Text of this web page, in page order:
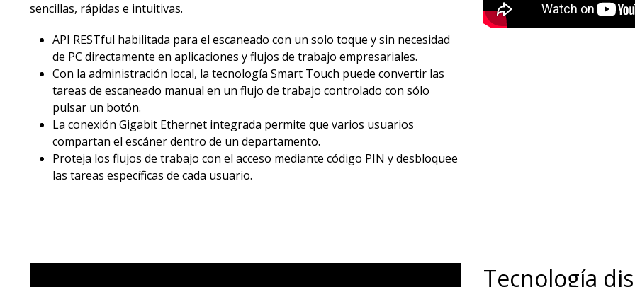
sencillas, rápidas e intuitivas.​
API RESTful habilitada para el escaneado con un solo toque y sin necesidad
de PC directamente en aplicaciones y flujos de trabajo empresariales.​
Con la administración local, la tecnología Smart Touch puede convertir las
tareas de escaneado manual en un flujo de trabajo controlado con sólo
pulsar un botón.​
La conexión Gigabit Ethernet integrada permite que varios usuarios
compartan el escáner dentro de un departamento. ​
Proteja los flujos de trabajo con el acceso mediante código PIN y desbloquee
las tareas específicas de cada usuario.​
Tecnología